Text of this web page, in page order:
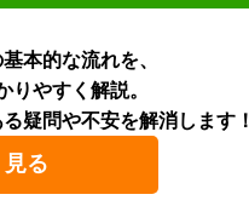
本的な流れを、
りやすく解説。
疑問や不安を解消します！
る